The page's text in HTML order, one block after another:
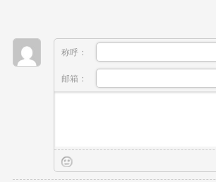
称呼：
邮箱：